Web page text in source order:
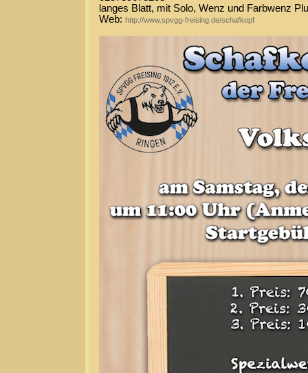
langes Blatt, mit Solo, Wenz und Farbwenz
Web: http://www.spvgg-freising.de/schafkopf